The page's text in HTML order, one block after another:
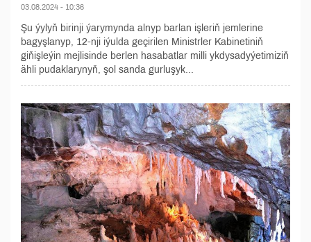
03.08.2024 - 10:36
Şu ýylyň birinji ýarymynda alnyp barlan işleriň jemlerine
bagyşlanyp, 12-nji iýulda geçirilen Ministrler Kabinetiniň
giňişleýin mejlisinde berlen hasabatlar milli ykdysadyýetimiziň
ähli pudaklarynyň, şol sanda gurluşyk...